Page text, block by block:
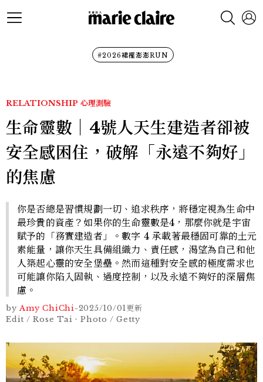
#2026裙襬澎澎RUN
RELATIONSHIP 心理測驗
生命靈數｜4號人天生建造者卻被
安全感困住，破解「永遠不夠好」
的焦慮
你是否總是習慣規劃一切、追求秩序，將穩定視為生命中
最珍貴的資產？如果你的生命靈數是4，那麼你就是宇宙
賦予的「務實建造者」。數字 4 承載著最穩固可靠的土元
素能量，讓你天生具備組織力、責任感，渴望為自己和他
人築起心靈的安全堡壘。然而這種對安全感的極度需求也
可能讓你陷入固執、過度控制，以及永遠不夠好的深層焦
慮。
by Amy ChiChi-2025/10/01更新
Edit / Rose Tai、Photo / Getty